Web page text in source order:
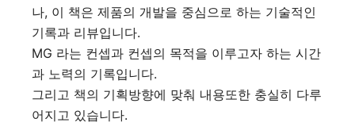
나, 이 책은 제품의 개발을 중심으로 하는 기술적인
기록과 리뷰입니다.
MG 라는 컨셉과 컨셉의 목적을 이루고자 하는 시간
과 노력의 기록입니다.
그리고 책의 기획방향에 맞춰 내용또한 충실히 다루
어지고 있습니다.